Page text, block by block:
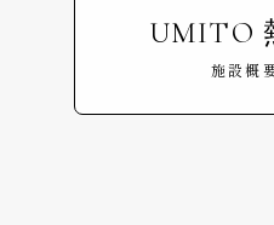
UMITO
施設概